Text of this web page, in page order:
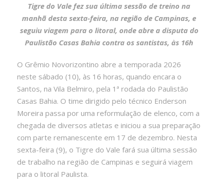
Tigre do Vale fez sua última sessão de treino na
manhã desta sexta-feira, na região de Campinas, e
seguiu viagem para o litoral, onde abre a disputa do
Paulistão Casas Bahia contra os santistas, às 16h
O Grêmio Novorizontino abre a temporada 2026
neste sábado (10), às 16 horas, quando encara o
Santos, na Vila Belmiro, pela 1ª rodada do Paulistão
Casas Bahia. O time dirigido pelo técnico Enderson
Moreira passa por uma reformulação de elenco, com a
chegada de diversos atletas e iniciou a sua preparação
com parte remanescente em 17 de dezembro. Nesta
sexta-feira (9), o Tigre do Vale fará sua última sessão
de trabalho na região de Campinas e seguirá viagem
para o litoral Paulista.